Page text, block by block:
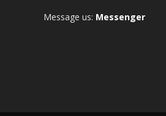
Message us: Messenger